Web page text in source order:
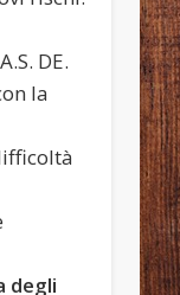
DE.
la
degli